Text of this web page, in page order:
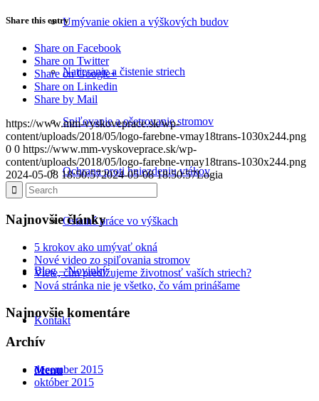
Umývanie okien a výškových budov
Natieranie a čistenie striech
Spiľovanie a ošetrovanie stromov
Ochrana proti hniezdeniu vtákov
Ostatné práce vo výškach
Blog – Novinky
Kontakt
Menu
Share this entry
Share on Facebook
Share on Twitter
Share on Google+
Share on Linkedin
Share by Mail
https://www.mm-vyskoveprace.sk/wp-
content/uploads/2018/05/logo-farebne-vmay18trans-1030x244.png
0 0 https://www.mm-vyskoveprace.sk/wp-
content/uploads/2018/05/logo-farebne-vmay18trans-1030x244.png
2024-05-08 18:50:572024-05-08 18:50:57Logia
Najnovšie články
5 krokov ako umývať okná
Nové video zo spiľovania stromov
Viete, čím predĺžujeme životnosť vaších striech?
Nová stránka nie je všetko, čo vám prinášame
Najnovšie komentáre
Archív
december 2015
október 2015